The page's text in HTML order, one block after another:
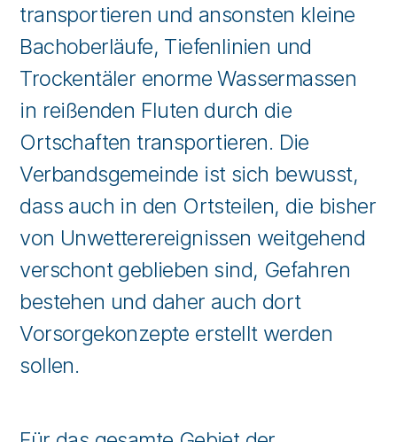
transportieren und ansonsten kleine
Bachoberläufe, Tiefenlinien und
Trockentäler enorme Wassermassen
in reißenden Fluten durch die
Ortschaften transportieren. Die
Verbandsgemeinde ist sich bewusst,
dass auch in den Ortsteilen, die bisher
von Unwetterereignissen weitgehend
verschont geblieben sind, Gefahren
bestehen und daher auch dort
Vorsorgekonzepte erstellt werden
sollen.